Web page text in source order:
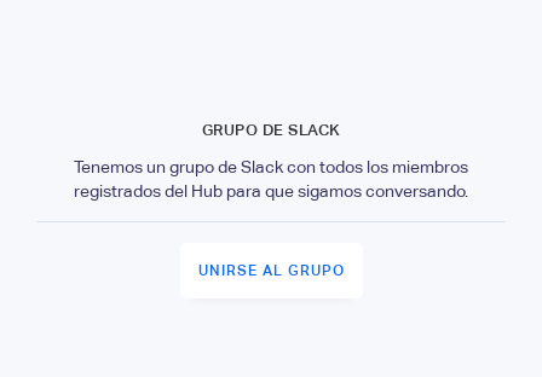
GRUPO DE SLACK
Tenemos un grupo de Slack con todos los miembros
registrados del Hub para que sigamos conversando.
UNIRSE AL GRUPO